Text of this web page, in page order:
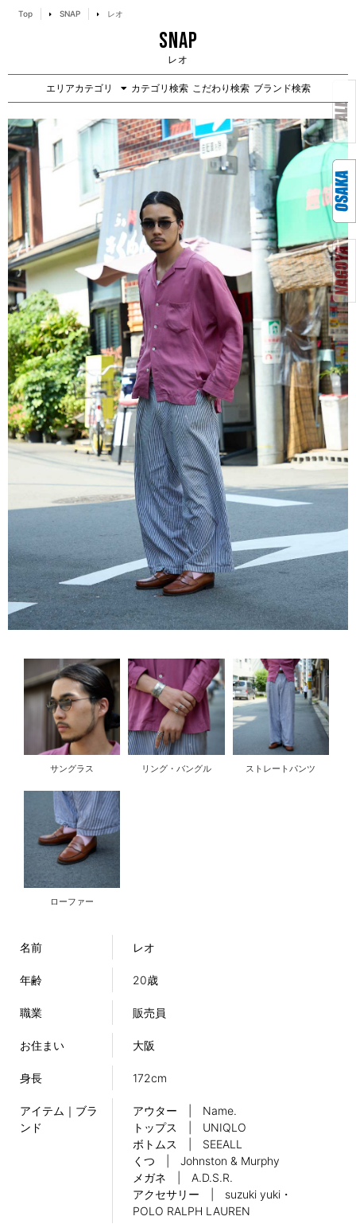
Top SNAP レオ
SNAP
レオ
エリアカテゴリ カテゴリ検索 こだわり検索 ブランド検索
サングラス リング・バングル ストレートパンツ
ローファー
名前 レオ
年齢 20歳
職業 販売員
お住まい 大阪
身長 172cm
アイテム｜ブラ
ンド
アウター | Name.
トップス | UNIQLO
ボトムス | SEEALL
くつ | Johnston & Murphy
メガネ | A.D.S.R.
アクセサリー | suzuki yuki・
POLO RALPH LAUREN